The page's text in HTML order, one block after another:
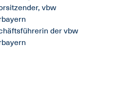
vbw
der vbw